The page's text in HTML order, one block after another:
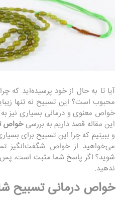
آیا تا به حال از خود پرسیده‌اید که
محبوب است؟ این تسبیح نه تنها
خواص معنوی و درمانی بسیاری نیز
این مقاله قصد داریم به بررسیخواص
و ببینیم که چرا این تسبیح برای
می‌خواهید از خواص شگفت‌انگیز
شوید؟ اگر پاسخ شما مثبت است، پس
ندهید.
خواص درمانی تسبیح